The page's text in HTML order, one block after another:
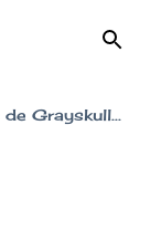
Grayskull...